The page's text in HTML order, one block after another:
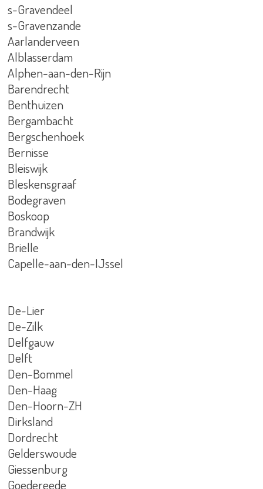
s-Gravendeel
s-Gravenzande
Aarlanderveen
Alblasserdam
Alphen-aan-den-Rijn
Barendrecht
Benthuizen
Bergambacht
Bergschenhoek
Bernisse
Bleiswijk
Bleskensgraaf
Bodegraven
Boskoop
Brandwijk
Brielle
Capelle-aan-den-IJssel
De-Lier
De-Zilk
Delfgauw
Delft
Den-Bommel
Den-Haag
Den-Hoorn-ZH
Dirksland
Dordrecht
Gelderswoude
Giessenburg
Goedereede